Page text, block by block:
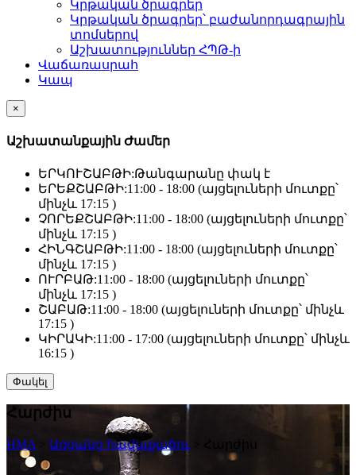
Կրթական ծրագրեր
Կրթական ծրագրեր՝ բաժանորդագրային
տոմսերով
Աշխատություններ ՀՊԹ-ի
Վաճառասրահ
Կապ
×
Աշխատանքային Ժամեր
ԵՐԿՈՒՇԱԲԹԻ:Թանգարանը փակ է
ԵՐԵՔՇԱԲԹԻ:11:00 - 18:00 (այցելուների մուտքը՝
մինչև 17:15 )
ՉՈՐԵՔՇԱԲԹԻ:11:00 - 18:00 (այցելուների մուտքը՝
մինչև 17:15 )
ՀԻՆԳՇԱԲԹԻ:11:00 - 18:00 (այցելուների մուտքը՝
մինչև 17:15 )
ՈՒՐԲԱԹ:11:00 - 18:00 (այցելուների մուտքը՝
մինչև 17:15 )
ՇԱԲԱԹ:11:00 - 18:00 (այցելուների մուտքը՝ մինչև
17:15 )
ԿԻՐԱԿԻ:11:00 - 17:00 (այցելուների մուտքը՝ մինչև
16:15 )
Փակել
Հարժիս
HMA Առցանց հավաքածու